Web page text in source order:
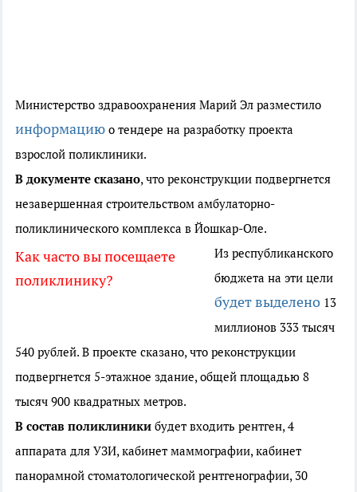
Министерство здравоохранения Марий Эл разместило
информацию о тендере на разработку проекта
взрослой поликлиники.
В документе сказано, что реконструкции подвергнется
незавершенная строительством амбулаторно-
поликлинического комплекса в Йошкар-Оле.
Как часто вы посещаете
поликлинику?
Из республиканского
бюджета на эти цели
будет выделено 13
миллионов 333 тысяч
540 рублей. В проекте сказано, что реконструкции
подвергнется 5-этажное здание, общей площадью 8
тысяч 900 квадратных метров.
В состав поликлиники будет входить рентген, 4
аппарата для УЗИ, кабинет маммографии,кабинет
панорамной стоматологической рентгенографии, 30